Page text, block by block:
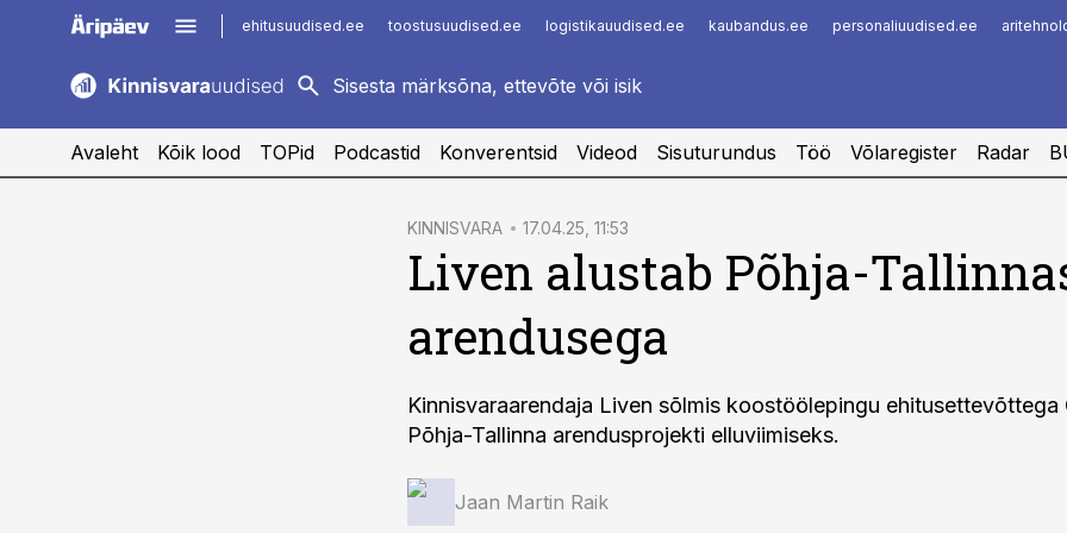
ehitusuudised.ee toostusuudised.ee logistikauudised.ee kaubandus.ee personaliuudised.ee
kaubandus.ee
logistikauudised.ee
imelineajalugu.ee
Infopank
Avaleht Kõik lood TOPid Podcastid Konverentsid Videod Sisuturundus Töö Võlaregister Radar
KINNISVARA 17.04.25, 11:53
Liven alustab Põhja-
arendusega
Kinnisvaraarendaja Liven sõlmis koostöölepingu ehitusettevõttega
Põhja-Tallinna arendusprojekti elluviimiseks.
Jaan Martin Raik